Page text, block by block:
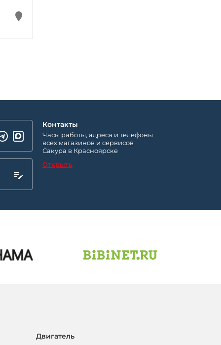
Контакты
Часы работы, адреса и телефоны
всех магазинов и сервисов
Сакура в Красноярске
Открыть
Двигатель